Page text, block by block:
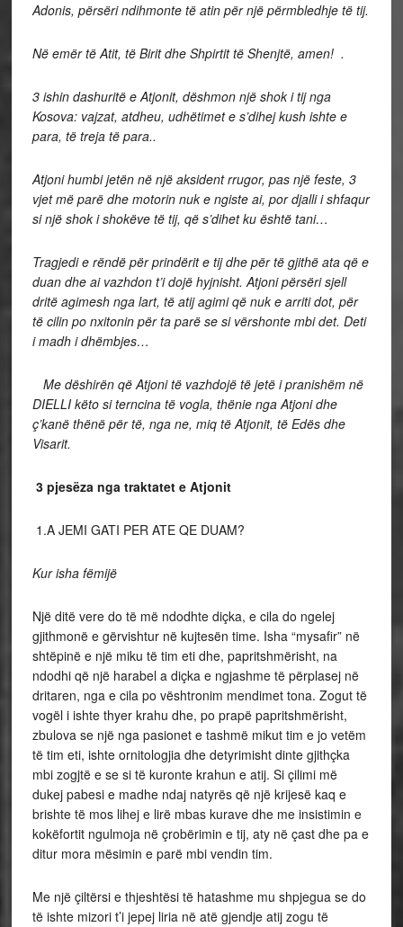
Adonis, përsëri ndihmonte të atin për një përmbledhje të tij.
Në emër të Atit, të Birit dhe Shpirtit të Shenjtë, amen! .
3 ishin dashuritë e Atjonit, dëshmon një shok i tij nga
Kosova: vajzat, atdheu, udhëtimet e s’dihej kush ishte e
para, të treja të para..
Atjoni humbi jetën në një aksident rrugor, pas një feste, 3
vjet më parë dhe motorin nuk e ngiste ai, por djalli i shfaqur
si një shok i shokëve të tij, që s’dihet ku është tani…
Tragjedi e rëndë për prindërit e tij dhe për të gjithë ata që e
duan dhe ai vazhdon t’i dojë hyjnisht. Atjoni përsëri sjell
dritë agimesh nga lart, të atij agimi që nuk e arriti dot, për
të cilin po nxitonin për ta parë se si vërshonte mbi det. Deti
i madh i dhëmbjes…
Me dëshirën që Atjoni të vazhdojë të jetë i pranishëm në
DIELLI këto si terncina të vogla, thënie nga Atjoni dhe
ç’kanë thënë për të, nga ne, miq të Atjonit, të Edës dhe
Visarit.
3 pjesëza nga traktatet e Atjonit
1.A JEMI GATI PER ATE QE DUAM?
Kur isha fëmijë
Një ditë vere do të më ndodhte diçka, e cila do ngelej
gjithmonë e gërvishtur në kujtesën time. Isha “mysafir” në
shtëpinë e një miku të tim eti dhe, papritshmërisht, na
ndodhi që një harabel a diçka e ngjashme të përplasej në
dritaren, nga e cila po vështronim mendimet tona. Zogut të
vogël i ishte thyer krahu dhe, po prapë papritshmërisht,
zbulova se një nga pasionet e tashmë mikut tim e jo vetëm
të tim eti, ishte ornitologjia dhe detyrimisht dinte gjithçka
mbi zogjtë e se si të kuronte krahun e atij. Si çilimi më
dukej pabesi e madhe ndaj natyrës që një krijesë kaq e
brishte të mos lihej e lirë mbas kurave dhe me insistimin e
kokëfortit ngulmoja në çrobërimin e tij, aty në çast dhe pa e
ditur mora mësimin e parë mbi vendin tim.
Me një çiltërsi e thjeshtësi të hatashme mu shpjegua se do
të ishte mizori t’i jepej liria në atë gjendje atij zogu të